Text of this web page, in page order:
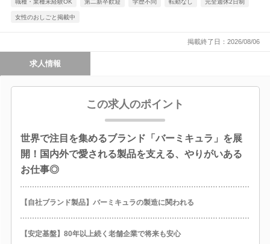
職種・業種未経験OK 第二新卒歓迎 学歴不問 転勤なし 完全週休2日制
女性のおしごと掲載中
掲載終了日：2026/08/06
求人情報
この求人のポイント
世界で注目を集めるブランド「バーミキュラ」を展
開！国内外で愛される製品を支える、やりがいある
お仕事◎
【自社ブランド製品】バーミキュラの製造に関われる
【安定基盤】80年以上続く老舗企業で将来も安心